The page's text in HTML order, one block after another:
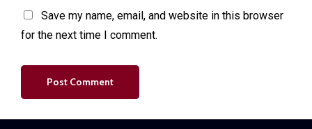
Save my name, email, and website in this browser
for the next time I comment.